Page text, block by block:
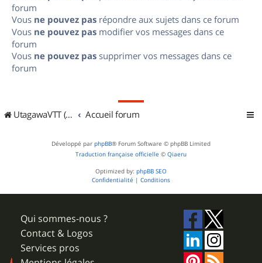
forum
Vous ne pouvez pas répondre aux sujets dans ce forum
Vous ne pouvez pas modifier vos messages dans ce
forum
Vous ne pouvez pas supprimer vos messages dans ce
forum
UtagawaVTT (Randos VTT et VTTAE avec traces GPS) Accueil forum
Développé par phpBB® Forum Software © phpBB Limited
Traduction française officielle © Qiaeru
Optimized by: phpBB SEO
Confidentialité | Conditions
Qui sommes-nous ?
Contact & Logos
Services pros